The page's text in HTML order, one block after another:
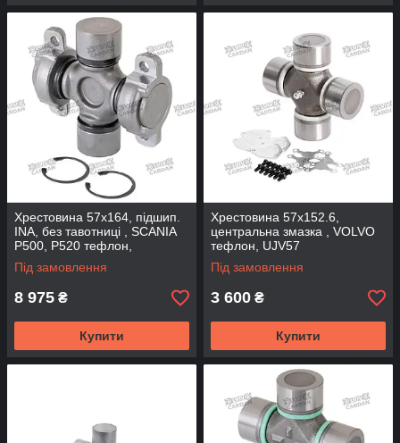
Хрестовина 57x164, підшип.
INA, без тавотниці , SCANIA
P500, P520 тефлон,
UJ57SWINA-N (DSP)
Під замовлення
8 975 ₴
Купити
Хрестовина 57x152.6,
центральна змазка , VOLVO
тефлон, UJV57
(DRIVESHAFT PARTS)
Під замовлення
3 600 ₴
Купити